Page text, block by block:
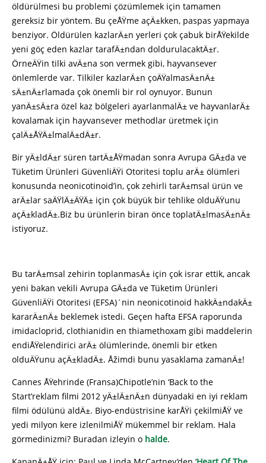
öldürülmesi bu problemi çözümlemek için tamamen
gereksiz bir yöntem. Bu çeÅŸme açÄ±kken, paspas yapmaya
benziyor. Öldürülen kazlarÄ±n yerleri çok çabuk birÅŸekilde
yeni göç eden kazlar tarafÄ±ndan doldurulacaktÄ±r.
ÖrneÄŸin tilki avÄ±na son vermek gibi, hayvansever
önlemlerde var. Tilkiler kazlarÄ±n çoÄŸalmasÄ±nÄ±
sÄ±nÄ±rlamada çok önemli bir rol oynuyor. Bunun
yanÄ±sÄ±ra özel kaz bölgeleri ayarlanmalÄ± ve hayvanlarÄ±
kovalamak için hayvansever methodlar üretmek için
çalÄ±ÅŸÄ±lmalÄ±dÄ±r.
Bir yÄ±ldÄ±r süren tartÄ±ÅŸmadan sonra Avrupa GÄ±da ve
Tüketim Ürünleri GüvenliÄŸi Otoritesi toplu arÄ± ölümleri
konusunda neonicotinoid’in, çok zehirli tarÄ±msal ürün ve
arÄ±lar saÄŸlÄ±ÄŸÄ± için çok büyük bir tehlike olduÄŸunu
açÄ±kladÄ±.Biz bu ürünlerin biran önce toplatÄ±lmasÄ±nÄ±
istiyoruz.
Bu tarÄ±msal zehirin toplanmasÄ± için çok israr ettik, ancak
yeni bakan vekili Avrupa GÄ±da ve Tüketim Ürünleri
GüvenliÄŸi Otoritesi (EFSA)´nin neonicotinoid hakkÄ±ndakÄ±
kararÄ±nÄ± beklemek istedi. Geçen hafta EFSA raporunda
imidacloprid, clothianidin en thiamethoxam gibi maddelerin
endiÅŸelendirici arÄ± ölümlerinde, önemli bir etken
olduÄŸunu açÄ±kladÄ±. Åžimdi bunu yasaklama zamanÄ±!
Cannes ÅŸehrinde (Fransa)Chipotle’nin ‘Back to the
Start’reklam filmi 2012 yÄ±lÄ±nÄ±n dünyadaki en iyi reklam
filmi ödülünü aldÄ±. Biyo-endüstrisine karÅŸi çekilmiÅŸ ve
yedi milyon kere izlenilmiÅŸ mükemmel bir reklam. Hala
görmedinizmi? Buradan izleyin o halde.